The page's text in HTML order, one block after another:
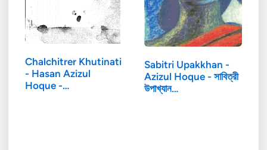
Chalchitrer Khutinati
- Hasan Azizul
Hoque -…
Sabitri Upakkhan -
Azizul Hoque - সাবিত্রী
উপাখ্যান…